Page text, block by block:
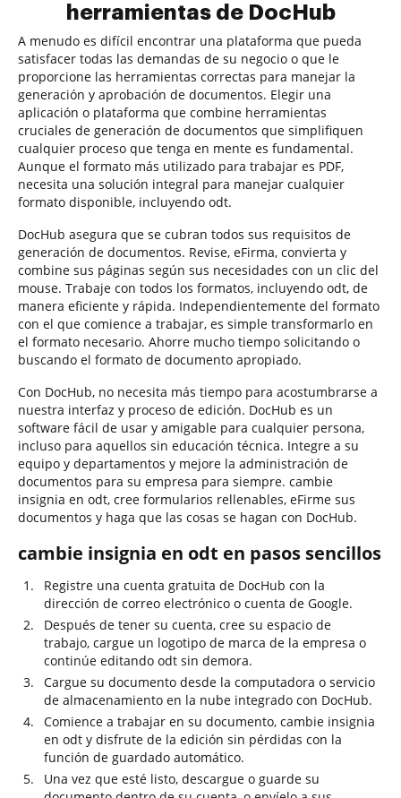
herramientas de DocHub
A menudo es difícil encontrar una plataforma que pueda
satisfacer todas las demandas de su negocio o que le
proporcione las herramientas correctas para manejar la
generación y aprobación de documentos. Elegir una
aplicación o plataforma que combine herramientas
cruciales de generación de documentos que simplifiquen
cualquier proceso que tenga en mente es fundamental.
Aunque el formato más utilizado para trabajar es PDF,
necesita una solución integral para manejar cualquier
formato disponible, incluyendo odt.
DocHub asegura que se cubran todos sus requisitos de
generación de documentos. Revise, eFirma, convierta y
combine sus páginas según sus necesidades con un clic del
mouse. Trabaje con todos los formatos, incluyendo odt, de
manera eficiente y rápida. Independientemente del formato
con el que comience a trabajar, es simple transformarlo en
el formato necesario. Ahorre mucho tiempo solicitando o
buscando el formato de documento apropiado.
Con DocHub, no necesita más tiempo para acostumbrarse a
nuestra interfaz y proceso de edición. DocHub es un
software fácil de usar y amigable para cualquier persona,
incluso para aquellos sin educación técnica. Integre a su
equipo y departamentos y mejore la administración de
documentos para su empresa para siempre. cambie
insignia en odt, cree formularios rellenables, eFirme sus
documentos y haga que las cosas se hagan con DocHub.
cambie insignia en odt en pasos sencillos
Registre una cuenta gratuita de DocHub con la
dirección de correo electrónico o cuenta de Google.
Después de tener su cuenta, cree su espacio de
trabajo, cargue un logotipo de marca de la empresa o
continúe editando odt sin demora.
Cargue su documento desde la computadora o servicio
de almacenamiento en la nube integrado con DocHub.
Comience a trabajar en su documento, cambie insignia
en odt y disfrute de la edición sin pérdidas con la
función de guardado automático.
Una vez que esté listo, descargue o guarde su